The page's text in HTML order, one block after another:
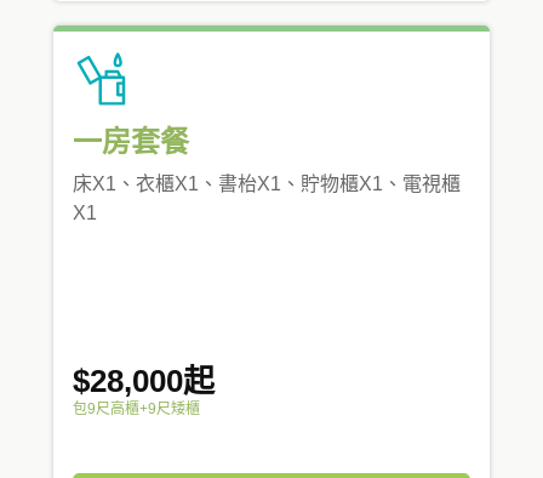
一房套餐
床X1、衣櫃X1、書枱X1、貯物櫃X1、電視櫃
X1
$28,000起
包9尺高櫃+9尺矮櫃